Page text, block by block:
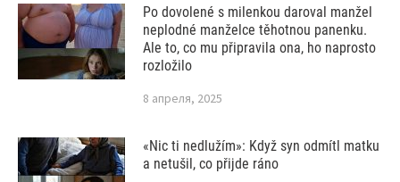
Po dovolené s milenkou daroval manžel
neplodné manželce těhotnou panenku.
Ale to, co mu připravila ona, ho naprosto
rozložilo
8 апреля, 2025
«Nic ti nedlužím»: Když syn odmítl matku
a netušil, co přijde ráno